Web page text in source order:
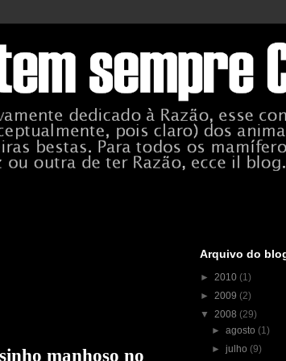
manhoso no
Arquivo do
► 2010 (1)
► 2009 (2)
▼ 2008 (29)
►agosto (1)
►julho (9)